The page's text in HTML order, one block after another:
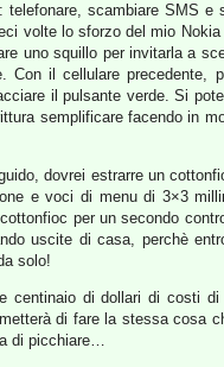
scambiare SMS e
volte lo sforzo del mio
uno squillo per invitarla a
Con il cellulare
il pulsante verde. Si
semplificare facendo in
dovrei estrarre un
e voci di menu di 3×3
per un secondo
uscite di casa, perchè
solo!
centinaio di dollari di costi
di fare la stessa cosa
di picchiare…